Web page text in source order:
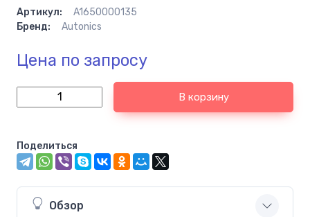
Артикул:
A1650000135
Бренд:
Autonics
Цена по запросу
В корзину
Поделиться
Обзор